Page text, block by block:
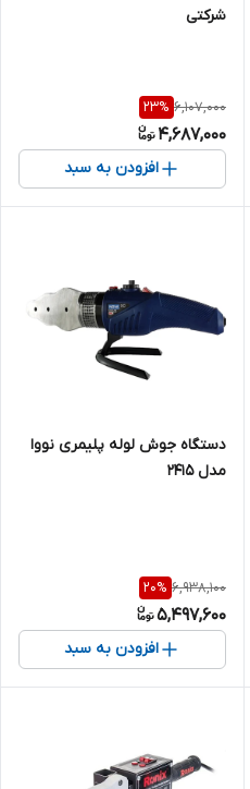
شرکتی
6,107,000
23%
4,687,000
افزودن به سبد
دستگاه جوش لوله پلیمری نووا
مدل 2415
6,938,100
20%
5,497,600
افزودن به سبد